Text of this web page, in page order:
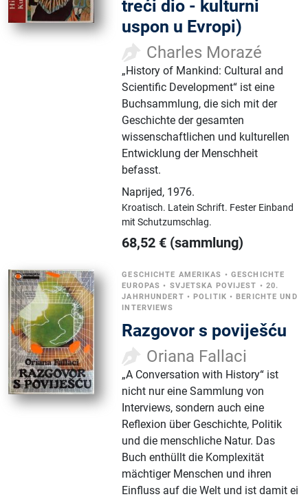
treći dio - kulturni
uspon u Evropi)
Charles Morazé
„History of Mankind: Cultural and
Scientific Development“ ist eine
Buchsammlung, die sich mit der
Geschichte der gesamten
wissenschaftlichen und kulturellen
Entwicklung der Menschheit
befasst.
Naprijed, 1976.
Kroatisch. Latein Schrift. Fester Einband
mit Schutzumschlag.
68,52 € (sammlung)
GESCHICHTE AMERIKAS • GESCHICHTE
EUROPAS • SVJETSKA POVIJEST • 20.
JAHRHUNDERT • POLITIK • BERICHTE UND
INTERVIEWS
Razgovor s poviješću
Oriana Fallaci
„A Conversation with History“ ist
nicht nur eine Sammlung von
Interviews, sondern auch eine
Reflexion über Geschichte, Politik
und die menschliche Natur. Das
Buch enthüllt die Komplexität
mächtiger Menschen und ihren
Einfluss auf die Welt und ist damit ei